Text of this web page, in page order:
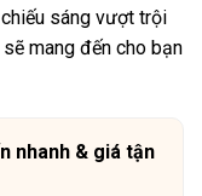
sáng vượt trội
mang đến cho bạn
nhanh & giá tận